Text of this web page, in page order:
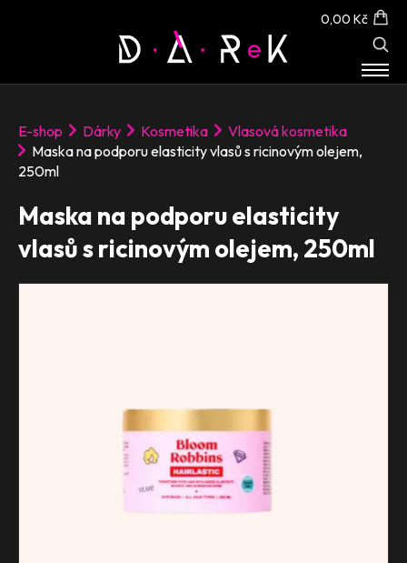
0,00 Kč
KONTAKT
E-shop Dárky Kosmetika
Vlasová kosmetika
Maska na podporu elasticity vlasů s ricinovým olejem,
250ml
Maska na podporu elasticity
vlasů s ricinovým olejem, 250ml